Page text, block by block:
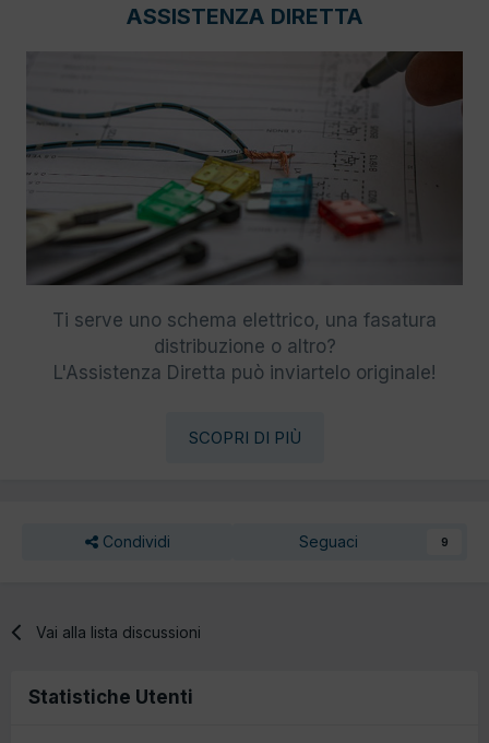
ASSISTENZA DIRETTA
Ti serve uno schema elettrico, una fasatura
distribuzione o altro?
L'Assistenza Diretta può inviartelo originale!
SCOPRI DI PIÙ
Condividi Seguaci 9
Vai alla lista discussioni
Statistiche Utenti